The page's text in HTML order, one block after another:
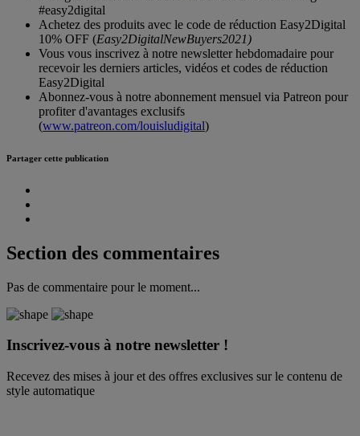
#easy2digital
Achetez des produits avec le code de réduction Easy2Digital
10% OFF (Easy2DigitalNewBuyers2021)
Vous vous inscrivez à notre newsletter hebdomadaire pour
recevoir les derniers articles, vidéos et codes de réduction
Easy2Digital
Abonnez-vous à notre abonnement mensuel via Patreon pour
profiter d'avantages exclusifs
(www.patreon.com/louisludigital)
Partager cette publication
Section des commentaires
Pas de commentaire pour le moment...
Inscrivez-vous à notre newsletter !
Recevez des mises à jour et des offres exclusives sur le contenu de
style automatique